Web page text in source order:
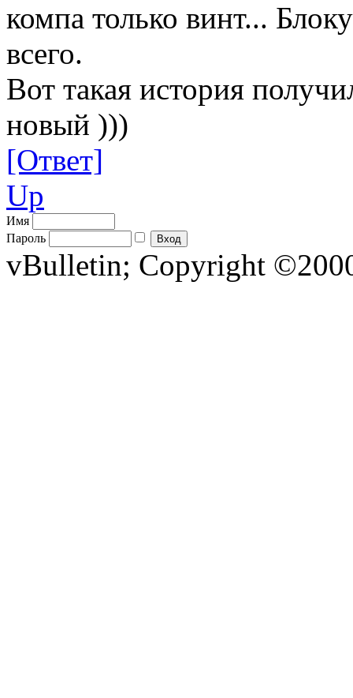
компа только винт...
всего.
Вот такая история
новый )))
[Ответ]
Up
Имя
Пароль
vBulletin; Copyright